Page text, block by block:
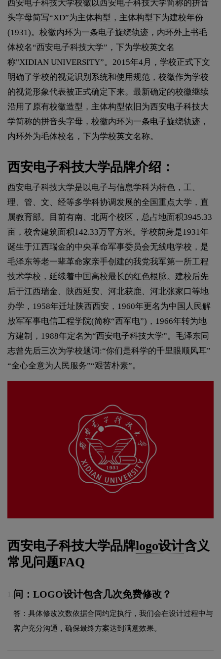
西安电子科技大学校徽以西安电子科技大学简称的拼音
头字母简写“XD”为主体构型，主体构型下为建校年份
(1931)。校徽内环为一条电子旋绕轨迹，内环外上书毛
体校名“西安电子科技大学”，下为学校英文名
称"XIDIAN UNIVERSITY”。2015年4月，学校正式下文
明确了学校的视觉识别系统和使用规范，校徽作为学校
的视觉形象代表被正式确定下来。最新确定的校徽继续
沿用了原有校徽造型，主体构型依旧为西安电子科技大
学简称的拼音头字母，校徽内环为一条电子旋绕轨迹，
内环外为毛体校名，下为学校英文名称。
西安电子科技大学品牌介绍：
西安电子科技大学是以电子与信息学科为特色，工、
理、管、文、经等多学科协调发展的全国重点大学，直
属教育部。目前有南、北两个校区，总占地面积3945.33
亩，校舍建筑面积142.33万平方米。学校前身是1931年
诞生于江西瑞金的中央革命军事委员会无线电学校，是
毛泽东等老一辈革命家亲手创建的我党我军第一所工程
技术学校，延续着中国高校最长的红色根脉。建校后先
后于江西瑞金、陕西延安、河北获鹿、河北张家口等地
办学，1958年迁址陕西西安，1960年更名为中国人民解
放军军事电信工程学院(简称“西军电”)，1966年转为地
方建制，1988年定名为“西安电子科技大学”。毛泽东同
志曾先后三次为学校题词:“你们是科学的千里眼顺风耳”
“全心全意为人民服务”“艰苦朴素”。
西安电子科技大学品牌logo设计含义
常见问题FAQ
问：LOGO设计包含几次免费修改？
答：具体修改次数依据合同约定执行，我们会在设计过程中与
客户充分沟通，确保最终方案达到满意效果。